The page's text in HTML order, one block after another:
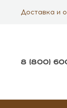
Доставка и
8 (800)